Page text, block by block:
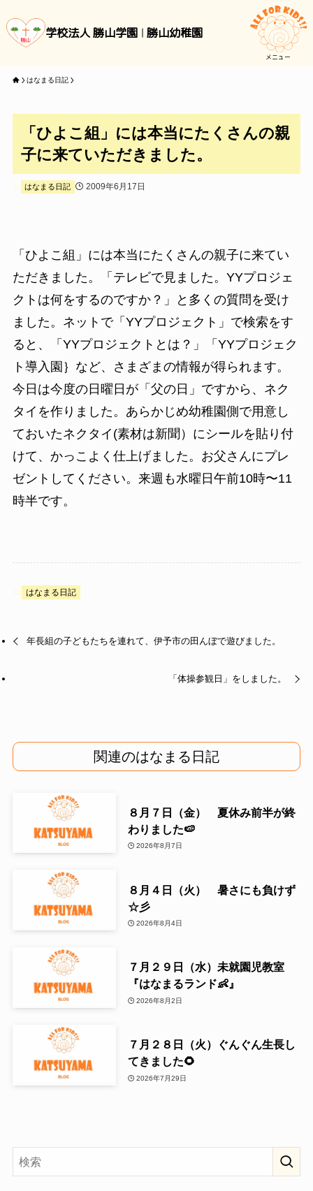
学校法人 勝山学園 勝山幼稚園
メニュー
はなまる日記
「ひよこ組」には本当にたくさんの親
子に来ていただきました。
はなまる日記 2009年6月17日
「ひよこ組」には本当にたくさんの親子に来てい
ただきました。「テレビで見ました。YYプロジェ
クトは何をするのですか？」と多くの質問を受け
ました。ネットで「YYプロジェクト」で検索をす
ると、「YYプロジェクトとは？」「YYプロジェク
ト導入園｝など、さまざまの情報が得られます。
今日は今度の日曜日が「父の日」ですから、ネク
タイを作りました。あらかじめ幼稚園側で用意し
ておいたネクタイ(素材は新聞）にシールを貼り付
けて、かっこよく仕上げました。お父さんにプレ
ゼントしてください。来週も水曜日午前10時〜11
時半です。
はなまる日記
年長組の子どもたちを連れて、伊予市の田んぼで遊びました。
「体操参観日」をしました。
関連のはなまる日記
８月７日（金） 夏休み前半が終
わりました🍉
2026年8月7日
８月４日（火） 暑さにも負けず
☆彡
2026年8月4日
７月２９日（水）未就園児教室
『はなまるランド👶』
2026年8月2日
７月２８日（火）ぐんぐん生長し
てきました🌻
2026年7月29日